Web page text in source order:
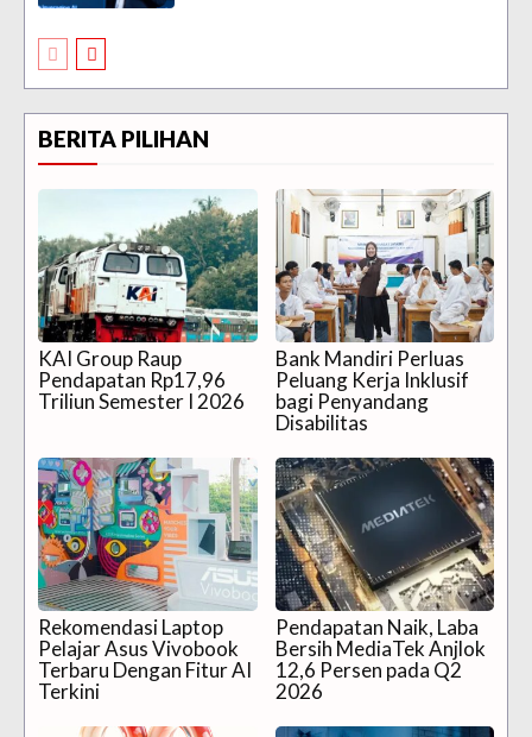
BERITA PILIHAN
KAI Group Raup
Pendapatan Rp17,96
Triliun Semester I 2026
Bank Mandiri Perluas
Peluang Kerja Inklusif
bagi Penyandang
Disabilitas
Rekomendasi Laptop
Pelajar Asus Vivobook
Terbaru Dengan Fitur AI
Terkini
Pendapatan Naik, Laba
Bersih MediaTek Anjlok
12,6 Persen pada Q2
2026